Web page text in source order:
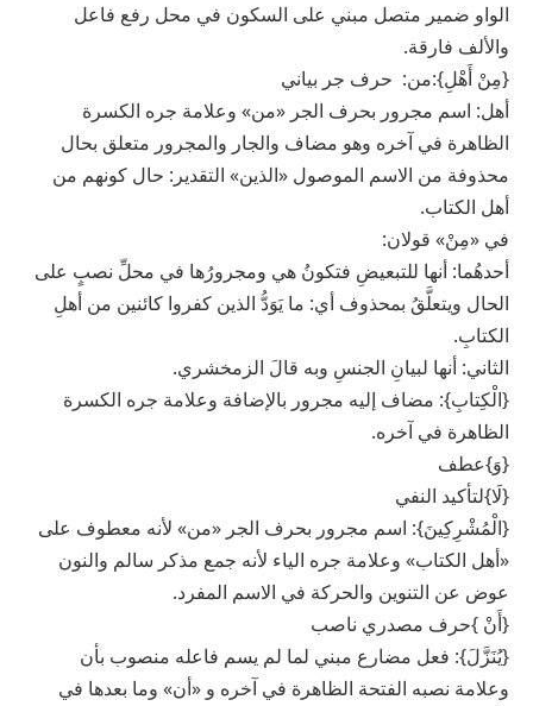
الواو ضمير متصل مبني على السكون في محل رفع فاعل
والألف فارقة.
{مِنْ أَهْلِ}:من: حرف جر بياني
أهل: اسم مجرور بحرف الجر «من» وعلامة جره الكسرة
الظاهرة في آخره وهو مضاف والجار والمجرور متعلق بحال
محذوفة من الاسم الموصول «الذين» التقدير: حال كونهم من
أهل الكتاب.
في «مِنْ» قولان:
أحدهُما: أنها للتبعيضِ فتكونُ هي ومجرورُها في محلِّ نصبٍ على
الحال ويتعلَّقُ بمحذوف أي: ما يَوَدُّ الذين كفروا كائنين من أهلِ
الكتابِ.
الثاني: أنها لبيانِ الجنسِ وبه قالَ الزمخشري.
{الْكِتابِ}: مضاف إليه مجرور بالإضافة وعلامة جره الكسرة
الظاهرة في آخره.
{وَ}عطف
{لَا}لتأكيد النفي
{الْمُشْرِكِينَ}: اسم مجرور بحرف الجر «من» لأنه معطوف على
«أهل الكتاب» وعلامة جره الياء لأنه جمع مذكر سالم والنون
عوض عن التنوين والحركة في الاسم المفرد.
{أَنْ }حرف مصدري ناصب
{يُنَزَّلَ}: فعل مضارع مبني لما لم يسم فاعله منصوب بأن
وعلامة نصبه الفتحة الظاهرة في آخره و «أن» وما بعدها في